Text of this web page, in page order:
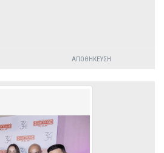
ΑΠΟΘΉΚΕΥΣΗ